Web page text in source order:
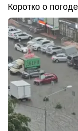
Коротко о погоде